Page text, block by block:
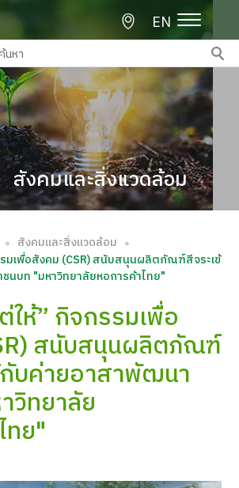
EN
สังคมและสิ่งแวดล้อม
∘ สังคมและสิ่งแวดล้อม ∘
รมเพื่อสังคม (CSR) สนับสนุนผลิตภัณฑ์สีจระเข้
นบท "มหาวิทยาลัยหอการค้าไทย"
ให้” กิจกรรมเพื่อ
สนับสนุนผลิตภัณฑ์
กับค่ายอาสาพัฒนา
วิทยาลัย
ทย"